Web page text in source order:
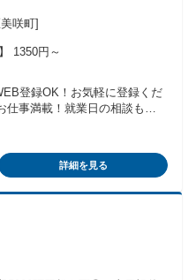
咲町]
1350円～
事満載！就業日の相談も
詳細を見る